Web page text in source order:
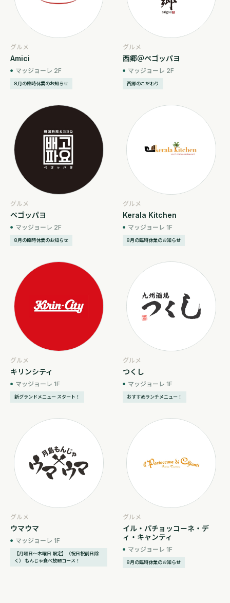
グルメ
Amici
マッジョーレ 2F
8月の臨時休業のお知らせ
グルメ
西郷＠ペゴッパヨ
マッジョーレ 2F
西郷のこだわり
グルメ
ペゴッパヨ
マッジョーレ 2F
8月の臨時休業のお知らせ
グルメ
Kerala Kitchen
マッジョーレ 1F
8月の臨時休業のお知らせ
グルメ
キリンシティ
マッジョーレ 1F
新グランドメニュー スタート！
グルメ
つくし
マッジョーレ 1F
おすすめランチメニュー！
グルメ
ウマウマ
マッジョーレ 1F
【月曜日～木曜日 限定】（祝日祝前日除
く） もんじゃ食べ放題コース！
グルメ
イル・パチョッコーネ・デ
ィ・キャンティ
マッジョーレ 1F
8月の臨時休業のお知らせ